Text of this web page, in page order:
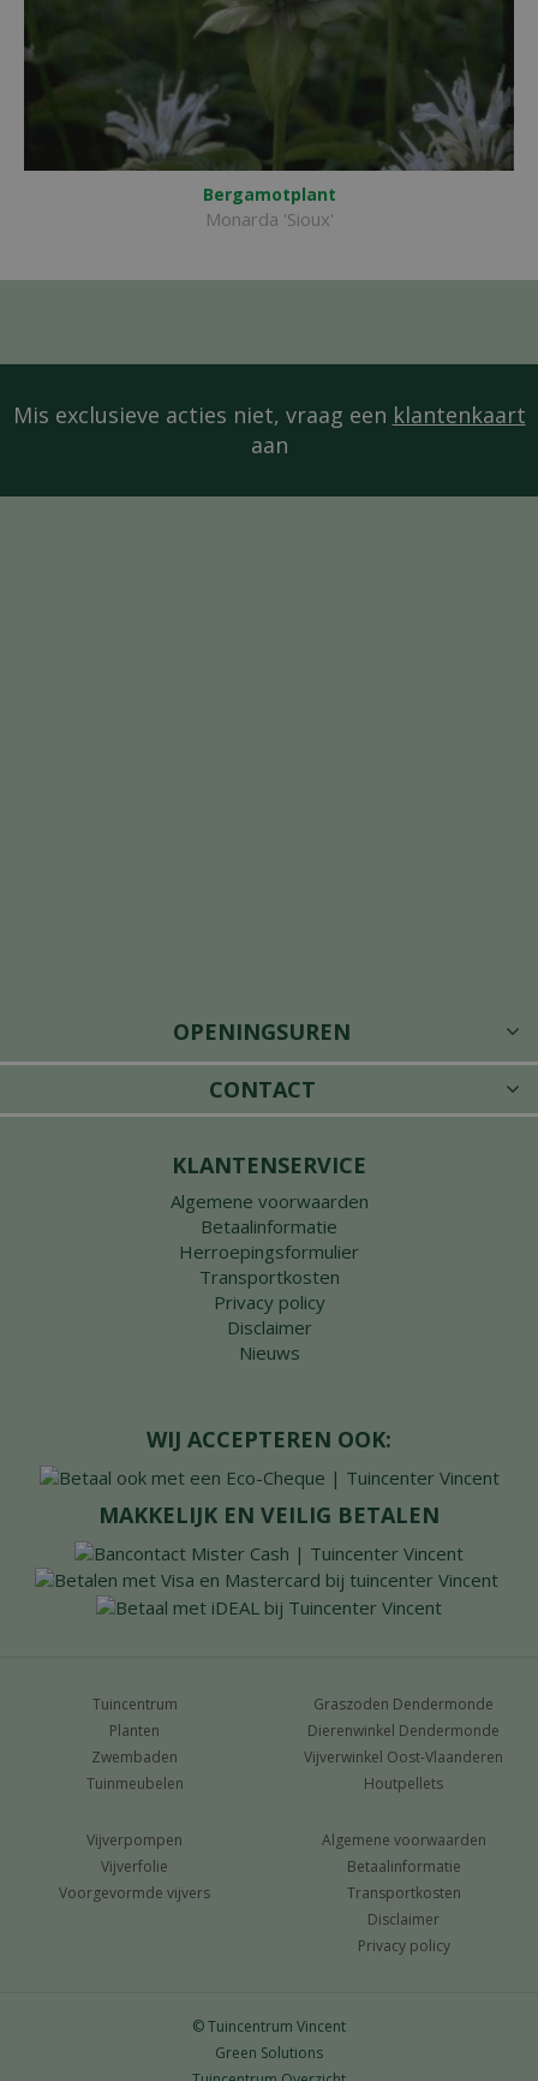
Bergamotplant
Monarda 'Sioux'
Mis exclusieve acties niet, vraag een klantenkaart
aan
OPENINGSUREN
CONTACT
KLANTENSERVICE
Algemene voorwaarden
Betaalinformatie
Herroepingsformulier
Transportkosten
Privacy policy
Disclaimer
Nieuws
WIJ ACCEPTEREN OOK:
MAKKELIJK EN VEILIG BETALEN
Tuincentrum
Planten
Zwembaden
Tuinmeubelen
Graszoden Dendermonde
Dierenwinkel Dendermonde
Vijverwinkel Oost-Vlaanderen
Houtpellets
Vijverpompen
Vijverfolie
Voorgevormde vijvers
Algemene voorwaarden
Betaalinformatie
Transportkosten
Disclaimer
Privacy policy
© Tuincentrum Vincent
Green Solutions